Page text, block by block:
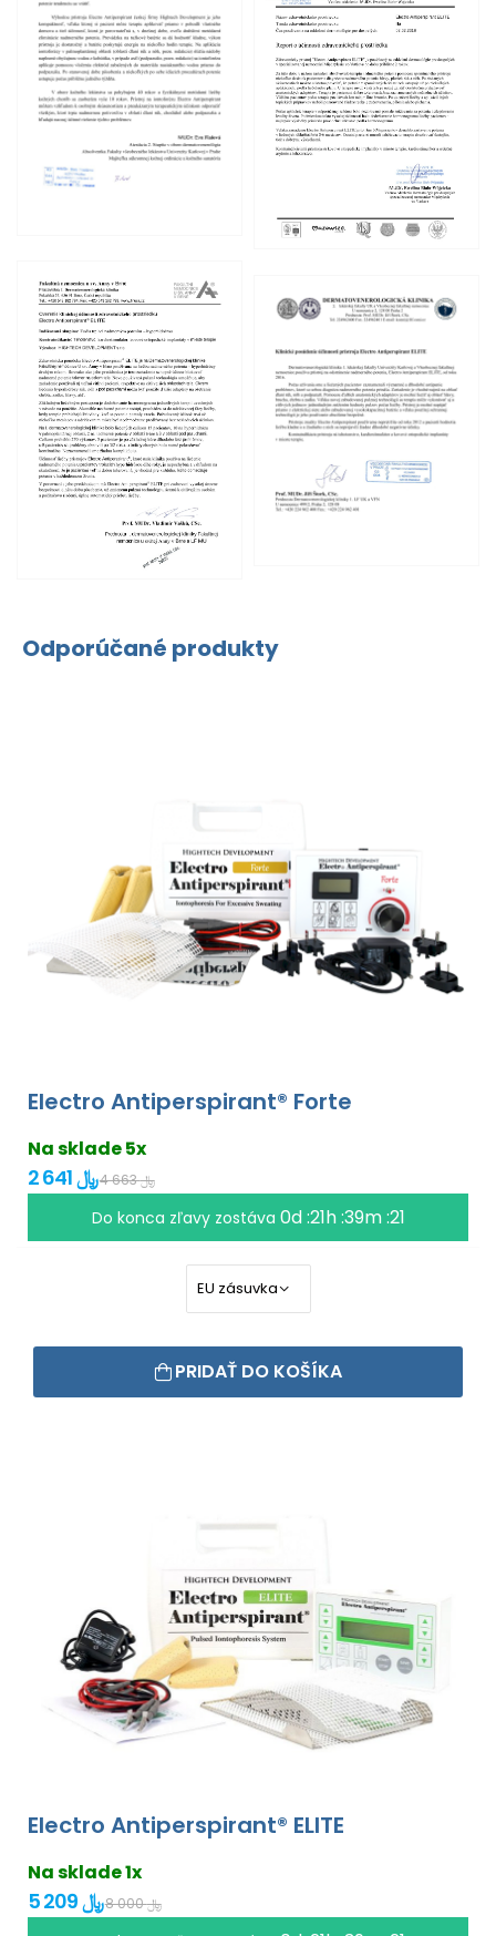
Odporúčané produkty
Electro Antiperspirant® Forte
Na sklade 5x
2 641 ﷼ 4 663 ﷼
Do konca zľavy zostáva 0d :21h :39m :20
PRIDAŤ DO KOŠÍKA
Electro Antiperspirant® ELITE
Na sklade 1x
5 209 ﷼ 8 000 ﷼